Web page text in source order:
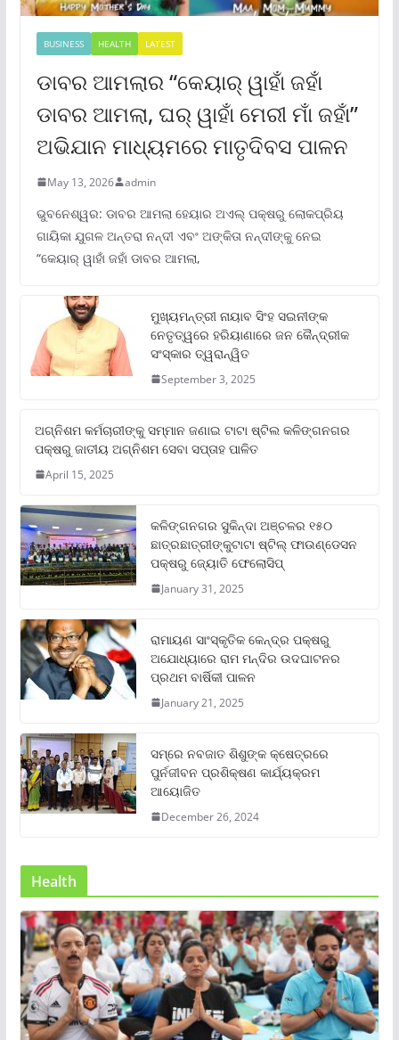
BUSINESS HEALTH LATEST
ଡାବର ଆମଲାର “କେୟାର୍ ୱାହାଁ ଜହାଁ
ଡାବର ଆମଲା, ଘର୍ ୱାହାଁ ମେରୀ ମାଁ ଜହାଁ”
ଅଭିଯାନ ମାଧ୍ୟମରେ ମାତୃଦିବସ ପାଳନ
May 13, 2026 admin
ଭୁବନେଶ୍ୱର: ଡାବର ଆମଲା ହେୟାର ଅଏଲ୍ ପକ୍ଷରୁ ଲୋକପ୍ରିୟ
ଗାୟିକା ଯୁଗଳ ଅନ୍ତରା ନନ୍ଦୀ ଏବଂ ଅଙ୍କିତା ନନ୍ଦୀଙ୍କୁ ନେଇ
“କେୟାର୍ ୱାହାଁ ଜହାଁ ଡାବର ଆମଲା,
ମୁଖ୍ୟମନ୍ତ୍ରୀ ନାୟାବ ସିଂହ ସଇନୀଙ୍କ
ନେତୃତ୍ୱରେ ହରିୟାଣାରେ ଜନ କୈନ୍ଦ୍ରୀକ
ସଂସ୍କାର ତ୍ୱରାନ୍ୱିତ
September 3, 2025
ଅଗ୍ନିଶମ କର୍ମଚାରୀଙ୍କୁ ସମ୍ମାନ ଜଣାଇ ଟାଟା ଷ୍ଟିଲ କଳିଙ୍ଗନଗର
ପକ୍ଷରୁ ଜାତୀୟ ଅଗ୍ନିଶମ ସେବା ସପ୍ତାହ ପାଳିତ
April 15, 2025
କଳିଙ୍ଗନଗର ସୁକିନ୍ଦା ଅଞ୍ଚଳର ୧୫୦
ଛାତ୍ରଛାତ୍ରୀଙ୍କୁଟାଟା ଷ୍ଟିଲ୍ ଫାଉଣ୍ଡେସନ
ପକ୍ଷରୁ ଜ୍ୟୋତି ଫେଲୋସିପ୍‌
January 31, 2025
ରାମାୟଣ ସାଂସ୍କୃତିକ କେନ୍ଦ୍ର ପକ୍ଷରୁ
ଅଯୋଧ୍ୟାରେ ରାମ ମନ୍ଦିର ଉଦଘାଟନର
ପ୍ରଥମ ବାର୍ଷିକୀ ପାଳନ
January 21, 2025
ସମ୍‌ରେ ନବଜାତ ଶିଶୁଙ୍କ କ୍ଷେତ୍ରରେ
ପୁର୍ନଜୀବନ ପ୍ରଶିକ୍ଷଣ କାର୍ଯ୍ୟକ୍ରମ
ଆୟୋଜିତ
December 26, 2024
Health